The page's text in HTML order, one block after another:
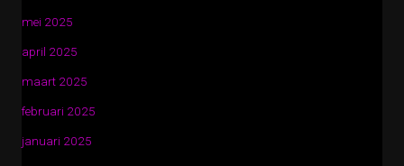
mei 2025
april 2025
maart 2025
februari 2025
januari 2025